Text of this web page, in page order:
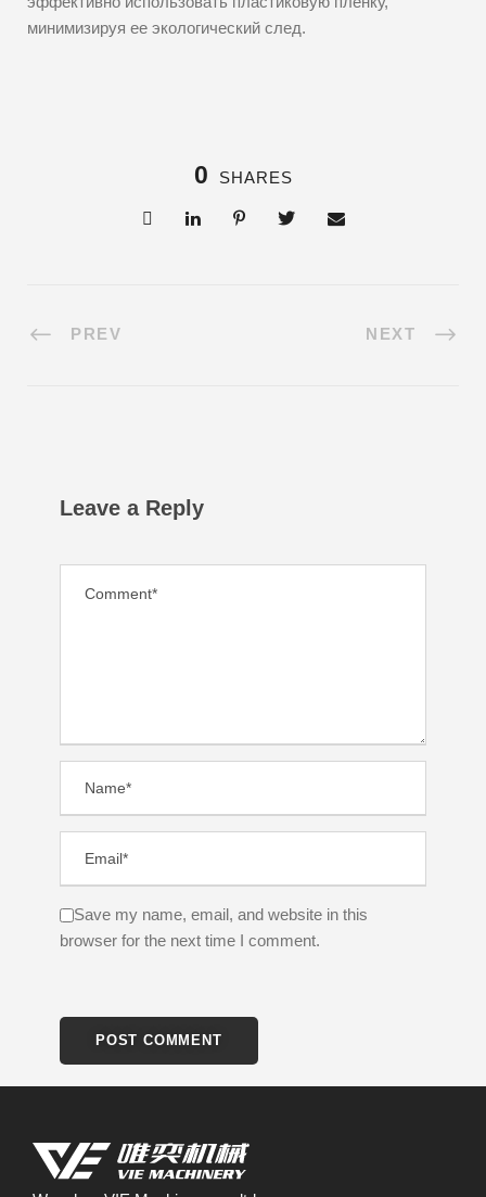
минимизируя ее экологический след.
0 SHARES
PREV NEXT
Leave a Reply
Save my name, email, and website in this
browser for the next time I comment.